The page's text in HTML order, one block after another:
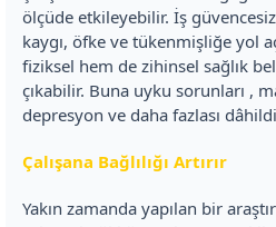
ölçüde etkileyebilir. İş
kaygı, öfke ve tükenmişliğe yol
fiziksel hem de zihinsel sağlık
çıkabilir. Buna uyku sorunları ,
depresyon ve daha fazlası
Çalışana Bağlılığı Artırır
Yakın zamanda yapılan bir